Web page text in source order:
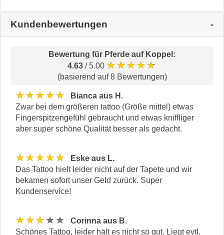
Kundenbewertungen
Bewertung für Pferde auf Koppel :
4.63 / 5.00 ★★★★★
(basierend auf 8 Bewertungen)
★★★★★
Bianca aus H.
Zwar bei dem größeren tattoo (Größe mittel) etwas
Fingerspitzengefühl gebraucht und etwas kniffliger
aber super schöne Qualität besser als gedacht.
★★★★★
Eske aus L.
Das Tattoo hielt leider nicht auf der Tapete und wir
bekamen sofort unser Geld zurück. Super
Kundenservice!
★★★★★
Corinna aus B.
Schönes Tattoo, leider hält es nicht so gut. Liegt evtl.